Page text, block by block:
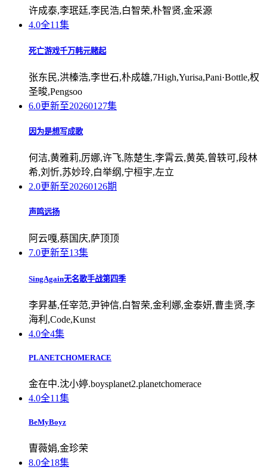
许成泰,李珉廷,李民浩,白智荣,朴智贤,金采源
4.0全11集
死亡游戏千万韩元赌起
张东民,洪榛浩,李世石,朴成雄,7High,Yurisa,Pani·Bottle,权
圣晙,Pengsoo
6.0更新至20260127集
因为是想写成歌
何洁,黄雅莉,厉娜,许飞,陈楚生,李霄云,黄英,曾轶可,段林
希,刘忻,苏妙玲,白举纲,宁桓宇,左立
2.0更新至20260126期
声鸣远扬
阿云嘎,蔡国庆,萨顶顶
7.0更新至13集
SingAgain无名歌手战第四季
李昇基,任宰范,尹钟信,白智荣,金利娜,金泰妍,曹圭贤,李
海利,Code,Kunst
4.0全4集
PLANETCHOMERACE
金在中.沈小婷.boysplanet2.planetchomerace
4.0全11集
BeMyBoyz
曺薇娟,金珍荣
8.0全18集